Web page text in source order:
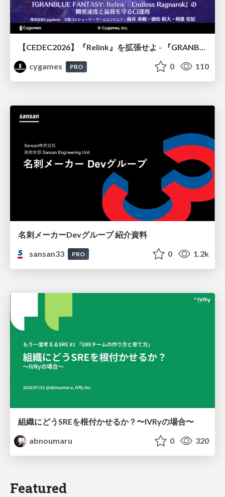
【CEDEC2026】『Relink』を拡張せよ - 『GRANBLUE FANTASY: Relink - Endless Ragnarok』の開発速度と品質を守るCI運用
cygames
PRO 0 110
名刺メーカーDevグループ 紹介資料
sansan33
PRO 0 1.2k
組織にどうSREを根付かせるか？〜IVRyの場合〜
abnoumaru
0 320
Featured